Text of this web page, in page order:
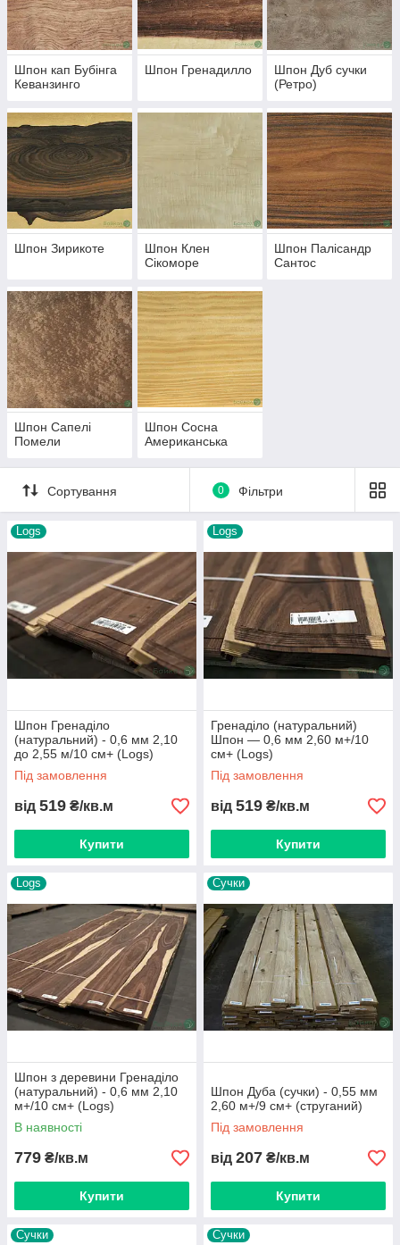
дляоблицювання меблів і оформлення
декоративних елементів інтер'єру. Багатство
природних палітр і малюнків деревини дарує
унікальність і неперевершений шарм кожного
виробу.
Властивості екзотичного струганого
шпону: екологічно чистий матеріал, висока
ударна в'язкість і гарний опір розколювання,
міцність, легкість в обробці, стійкість до
перепадів температур і підвищеної вологості,
низька ціна.
Ми реалізуємо екзотичний струганий шпон
зарубіжного виробництва:
Сорт: АВ, сучки, Long, Singl
Товщина струганого шпону: 0,55 мм, 0,6 мм
Оптимальна ціна по Україні
Відмінні експлуатаційні характеристики
Шпон кап Бубінга
Кеванзинго
Шпон Гренадилло
Шпон Дуб сучки
(Ретро)
Шпон Зирикоте
Шпон Клен
Сікоморе
Шпон Палісандр
Сантос
Шпон Сапелі
Помели
Шпон Сосна
Американська
Сортування 0 Фільтри
Logs
Шпон Гренаділо
(натуральний) - 0,6 мм 2,10
до 2,55 м/10 см+ (Logs)
Під замовлення
від 519 ₴/кв.м
Купити
Logs
Гренаділо (натуральний)
Шпон — 0,6 мм 2,60 м+/10
см+ (Logs)
Під замовлення
від 519 ₴/кв.м
Купити
Logs
Шпон з деревини Гренаділо
(натуральний) - 0,6 мм 2,10
м+/10 см+ (Logs)
В наявності
779 ₴/кв.м
Купити
Сучки
Шпон Дуба (сучки) - 0,55 мм
2,60 м+/9 см+ (струганий)
Під замовлення
від 207 ₴/кв.м
Купити
Сучки Сучки